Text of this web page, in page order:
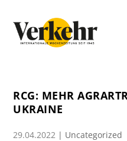
RCG: MEHR
UKRAINE
29.04.2022 | Uncategorized